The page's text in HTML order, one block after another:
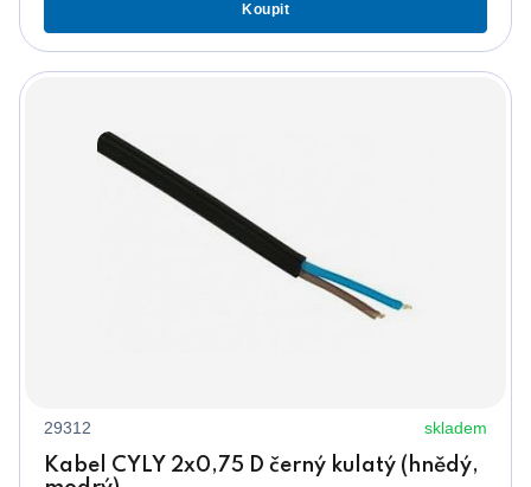
Koupit
29312 skladem
Kabel CYLY 2x0,75 D černý kulatý (hnědý,